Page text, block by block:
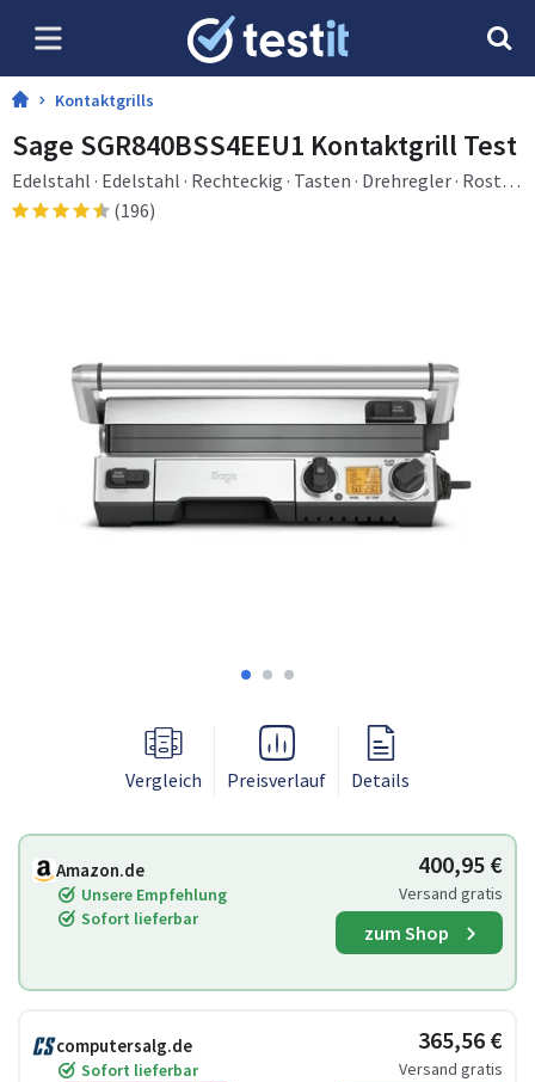
Kontaktgrills
Sage SGR840BSS4EEU1 Kontaktgrill Test
Edelstahl · Edelstahl · Rechteckig · Tasten · Drehregler · Rost ·
Druckgussaluminum
(196)
Vergleich Preisverlauf Details
Amazon.de
Unsere Empfehlung
Sofort lieferbar
400,95 €
Versand gratis
zum Shop
computersalg.de
Sofort lieferbar
365,56 €
Versand gratis